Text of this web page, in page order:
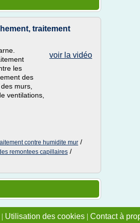
traitement
voir la vidéo
les
des
murs,
ventilations,
contre humidite mur /
remontees capillaires /
| Utilisation des cookies | Contact à